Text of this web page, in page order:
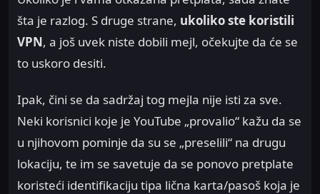
šta je razlog. S druge strane, ukoliko ste koristili
VPN, a još uvek niste dobili mejl, očekujte da će se
to uskoro desiti.
Ipak, čini se da sadržaj tog mejla nije isti za sve.
Neki korisnici koje je YouTube „provalio“ kažu da se
u njihovom pominje da su se „preselili“ na drugu
lokaciju, te im se savetuje da se ponovo pretplate
koristeći identifikaciju tipa lična karta/pasoš koja je